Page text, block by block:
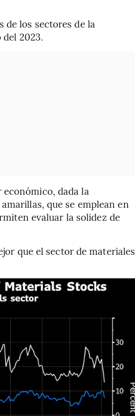
de los sectores de la
2023.
dada la
que se emplean en
evaluar la solidez de
que el sector de materiales